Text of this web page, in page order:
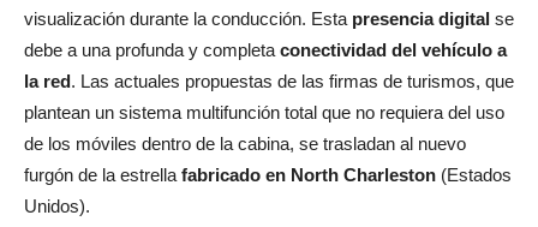
visualización durante la conducción. Esta presencia digital se
debe a una profunda y completa conectividad del vehículo a
la red. Las actuales propuestas de las firmas de turismos, que
plantean un sistema multifunción total que no requiera del uso
de los móviles dentro de la cabina, se trasladan al nuevo
furgón de la estrella fabricado en North Charleston (Estados
Unidos).